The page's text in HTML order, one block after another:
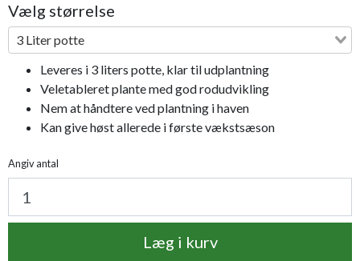
Vælg størrelse
3 Liter potte
Leveres i 3 liters potte, klar til udplantning
Veletableret plante med god rodudvikling
Nem at håndtere ved plantning i haven
Kan give høst allerede i første vækstsæson
Angiv antal
Læg i kurv